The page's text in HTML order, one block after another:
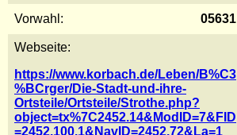
Vorwahl: 05631
Webseite:
https://www.korbach.de/Leben/B%C3
%BCrger/Die-Stadt-und-ihre-
Ortsteile/Ortsteile/Strothe.php?
object=tx%7C2452.14&ModID=7&FID
=2452.100.1&NavID=2452.72&La=1